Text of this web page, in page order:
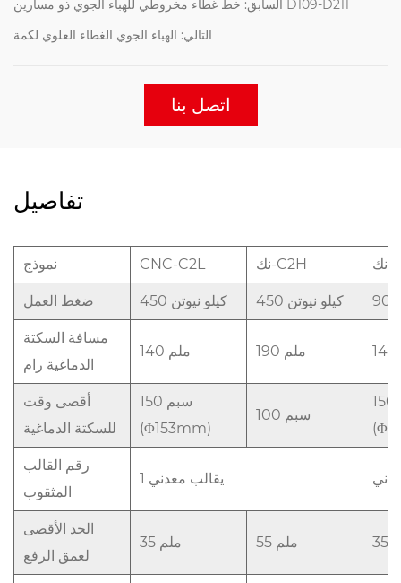
السابق: خط غطاء مخروطي للهباء الجوي ذو مسارين D109-D211
التالي: الهباء الجوي الغطاء العلوي لكمة
اتصل بنا
تفاصيل
نموذج CNC-C2L نك-C2H
ضغط العمل 450 كيلو نيوتن 450 كيلو نيوتن
مسافة السكتة
الدماغية رام
140 ملم 190 ملم
أقصى وقت
للسكتة الدماغية
150 سبم
(Φ153mm)
100 سبم
رقم القالب
المثقوب
1 يقالب معدني
الحد الأقصى
لعمق الرفع
35 ملم 55 ملم